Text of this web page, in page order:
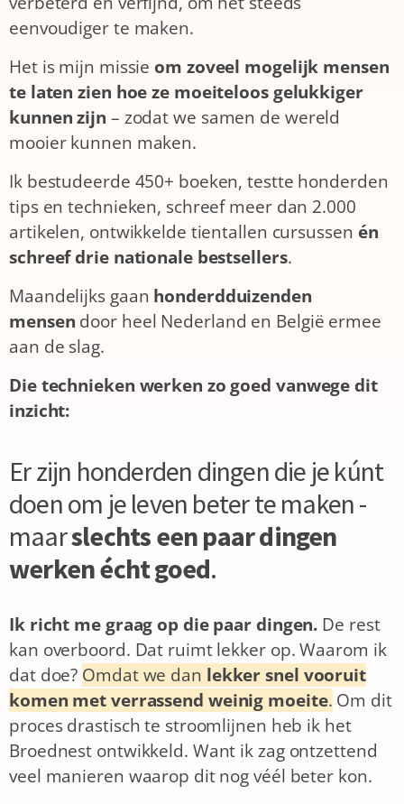
eenvoudiger te maken.
Het is mijn missie om zoveel mogelijk mensen
te laten zien hoe ze moeiteloos gelukkiger
kunnen zijn – zodat we samen de wereld
mooier kunnen maken.
Ik bestudeerde 450+ boeken, testte honderden
tips en technieken, schreef meer dan 2.000
artikelen, ontwikkelde tientallen cursussen én
schreef drie nationale bestsellers.
Maandelijks gaan honderdduizenden
mensen door heel Nederland en België ermee
aan de slag.
Die technieken werken zo goed vanwege dit
inzicht:
Er zijn honderden dingen die je kúnt
doen om je leven beter te maken -
maarslechts een paar dingen
werken écht goed.
Ik richt me graag op die paar dingen. De rest
kan overboord. Dat ruimt lekker op.Waarom ik
dat doe? Omdat we dan lekker snel vooruit
komen met verrassend weinig moeite. Om dit
proces drastisch te stroomlijnen heb ik het
Broednest ontwikkeld. Want ik zag ontzettend
veel manieren waarop dit nog véél beter kon.